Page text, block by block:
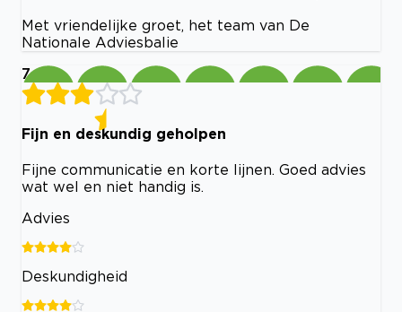
Met vriendelijke groet, het team van De
Nationale Adviesbalie
7
Fijn en deskundig geholpen
Fijne communicatie en korte lijnen. Goed advies
wat wel en niet handig is.
Advies
Deskundigheid